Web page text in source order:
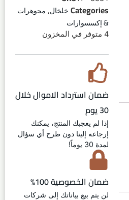
Categories خلخال, مجوهرات
& إكسسوارات
4 متوفر في المخزون
ضمان استرداد الاموال خلال
30 يوم
إذا لم يعجبك المنتج، يمكنك
إرجاعه إلينا دون طرح أي سؤال
لمدة 30 يوماً!
ضمان الخصوصية 100%
لن يتم بيع بياناتك إلى شركات